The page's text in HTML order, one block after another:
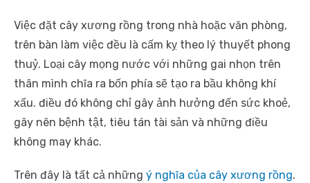
Việc đặt cây xương rồng trong nhà hoặc văn phòng,
trên bàn làm việc đều là cấm kỵ theo lý thuyết phong
thuỷ. Loại cây mọng nước với những gai nhọn trên
thân mình chĩa ra bốn phía sẽ tạo ra bầu không khí
xấu. điều đó không chỉ gây ảnh hưởng đến sức khoẻ,
gây nên bệnh tật, tiêu tán tài sản và những điều
không may khác.
Trên đây là tất cả những ý nghĩa của cây xương rồng.